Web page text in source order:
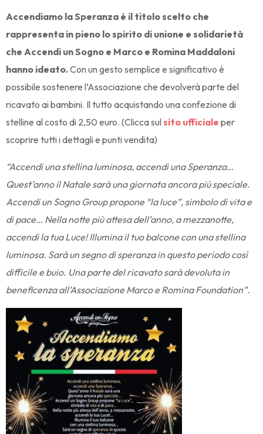
Accendiamo la Speranza è il titolo scelto che
rappresenta in pieno lo spirito di unione e solidarietà
che Accendi un Sogno e Marco e Romina Maddaloni
hanno ideato.Con un gesto semplice e significativo è
possibile sostenere l’Associazione che devolverà parte del
ricavato ai bambini. Il tutto acquistando una confezione di
stelline al costo di 2,50 euro. (Clicca sulsito ufficiale per
scoprire tutti i dettagli e punti vendita)
“Accendi una stellina luminosa, accendi una Speranza…
Quest’anno il Natale sarà una giornata ancora più speciale.
Accendi un Sogno Group propone “la luce”, simbolo di vita e
di pace… Nella notte più attesa dell’anno, a mezzanotte,
accendi la tua Luce! Illumina il tuo balcone con una stellina
luminosa. Sarà un segno di speranza in questo periodo così
difficile e buio. Una parte del ricavato sarà devoluta in
beneficenza all’Associazione Marco e Romina Foundation”.